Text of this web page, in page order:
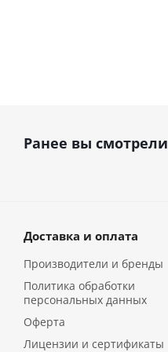
Ранее вы смотрели
Доставка и оплата
Производители и бренды
Политика обработки
персональных данных
Оферта
Лицензии и сертификаты